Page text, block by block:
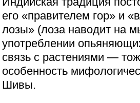
его «правителем гор» и
лозы» (лоза наводит на
употреблении
связь с растениями —
особенность
Шивы.